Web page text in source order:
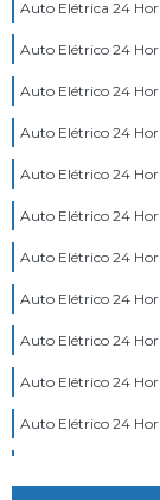
Auto Elétrica 24
Auto Elétrico 24
Auto Elétrico 24
Auto Elétrico 24
Auto Elétrico 24
Auto Elétrico 24
Auto Elétrico 24
Auto Elétrico 24
Auto Elétrico 24
Auto Elétrico 24
Auto Elétrico 24